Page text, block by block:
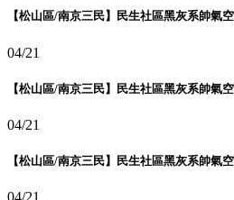
【松山區/南京三民】民生社區黑灰系帥氣
04/21
【松山區/南京三民】民生社區黑灰系帥氣
04/21
【松山區/南京三民】民生社區黑灰系帥氣